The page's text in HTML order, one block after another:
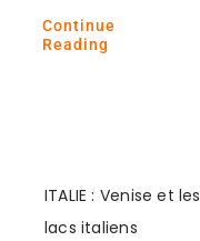
Continue
Reading
ITALIE : Venise et les
lacs italiens